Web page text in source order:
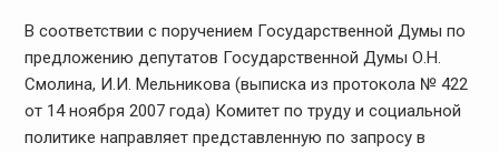
В соответствии с поручением Государственной Думы по
предложению депутатов Государственной Думы О.Н.
Смолина, И.И. Мельникова (выписка из протокола № 422
от 14 ноября 2007 года) Комитет по труду и социальной
политике направляет представленную по запросу в